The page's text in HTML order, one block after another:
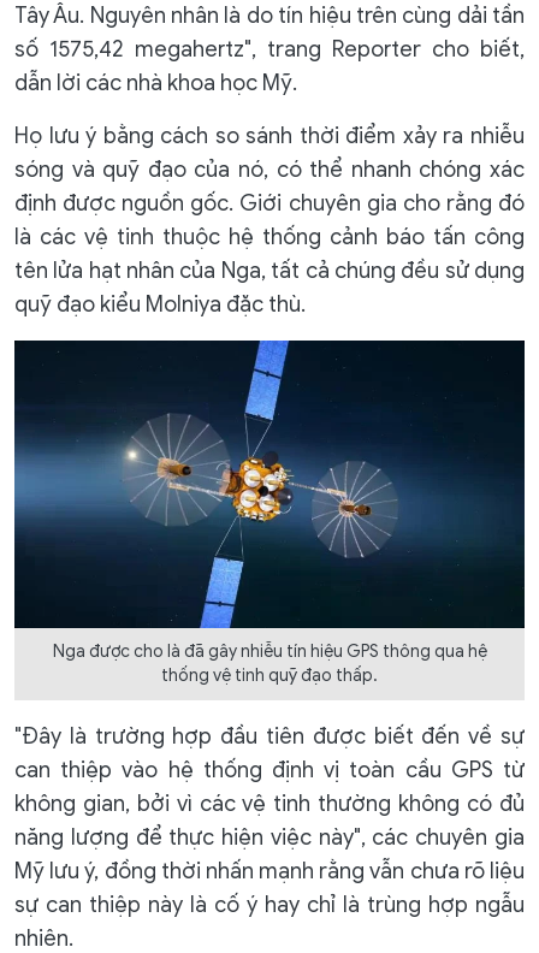
Tây Âu. Nguyên nhân là do tín hiệu trên cùng dải tần
số 1575,42 megahertz", trang Reporter cho biết,
dẫn lời các nhà khoa học Mỹ.
Họ lưu ý bằng cách so sánh thời điểm xảy ra nhiễu
sóng và quỹ đạo của nó, có thể nhanh chóng xác
định được nguồn gốc. Giới chuyên gia cho rằng đó
là các vệ tinh thuộc hệ thống cảnh báo tấn công
tên lửa hạt nhân của Nga, tất cả chúng đều sử dụng
quỹ đạo kiểu Molniya đặc thù.
Nga được cho là đã gây nhiễu tín hiệu GPS thông qua hệ
thống vệ tinh quỹ đạo thấp.
"Đây là trường hợp đầu tiên được biết đến về sự
can thiệp vào hệ thống định vị toàn cầu GPS từ
không gian, bởi vì các vệ tinh thường không có đủ
năng lượng để thực hiện việc này", các chuyên gia
Mỹ lưu ý, đồng thời nhấn mạnh rằng vẫn chưa rõ liệu
sự can thiệp này là cố ý hay chỉ là trùng hợp ngẫu
nhiên.